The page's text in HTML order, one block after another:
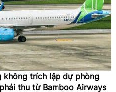
không trích lập dự phòng
thu từ Bamboo Airways